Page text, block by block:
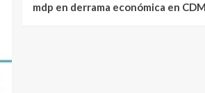
mdp en derrama económica en